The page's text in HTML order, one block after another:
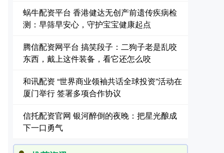
蜗牛配资平台 香港健达无创产前遗传疾病检
测：早筛早安心，守护宝宝健康起点
腾信配资网平台 搞笑段子：二狗子老是乱咬
东西，戴上这件装备，看它还怎么咬
和讯配资 “世界商业领袖共话全球投资”活动在
厦门举行 签署多项合作协议
信托配资官网 银河醉倒的夜晚：把星光酿成
下一口勇气